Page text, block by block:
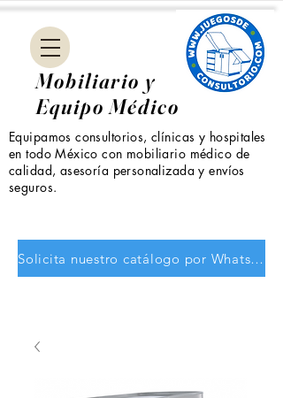
Mobiliario y
Equipo Médico
Solicita nuestro catálogo por WhatsApp
Equipamos consultorios, clínicas y hospitales
en todo México con mobiliario médico de
calidad, asesoría personalizada y envíos
seguros.